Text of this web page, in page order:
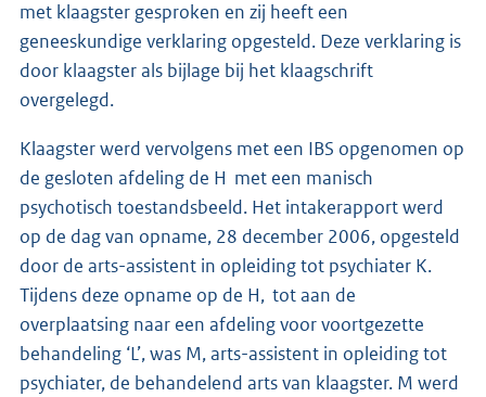
met klaagster gesproken en zij heeft een
geneeskundige verklaring opgesteld. Deze verklaring is
door klaagster als bijlage bij het klaagschrift
overgelegd.
Klaagster werd vervolgens met een IBS opgenomen op
de gesloten afdeling de H met een manisch
psychotisch toestandsbeeld. Het intakerapport werd
op de dag van opname, 28 december 2006, opgesteld
door de arts-assistent in opleiding tot psychiater K.
Tijdens deze opname op de H, tot aan de
overplaatsing naar een afdeling voor voortgezette
behandeling ‘L’, was M, arts-assistent in opleiding tot
psychiater, de behandelend arts van klaagster. M werd